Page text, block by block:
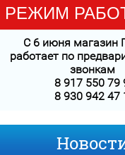
РЕЖИМ
С 6 июня магазин
работает по
звонкам
8 917 550 79
8 930 942 47